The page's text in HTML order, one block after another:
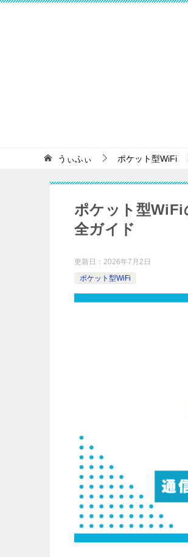
うぃふぃ ポケット型WiFi
ポケット型WiFi
全ガイド
更新日： 2026年7月2日
ポケット型WiFi